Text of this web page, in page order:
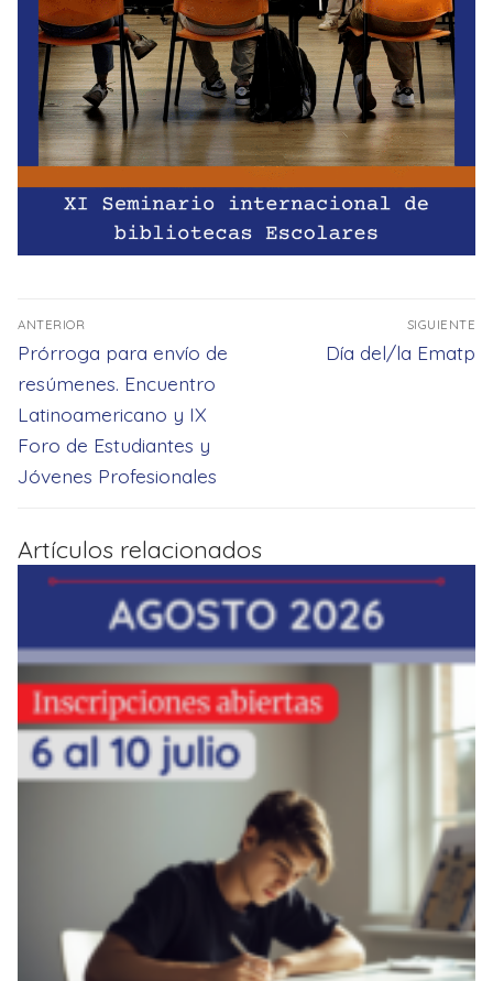
Navegación
de
entradas
ANTERIOR
Entrada
anterior:
Prórroga para envío de
resúmenes. Encuentro
Latinoamericano y IX
Foro de Estudiantes y
Jóvenes Profesionales
SIGUIENTE
Entrada
Día del/la Ematp
Artículos relacionados